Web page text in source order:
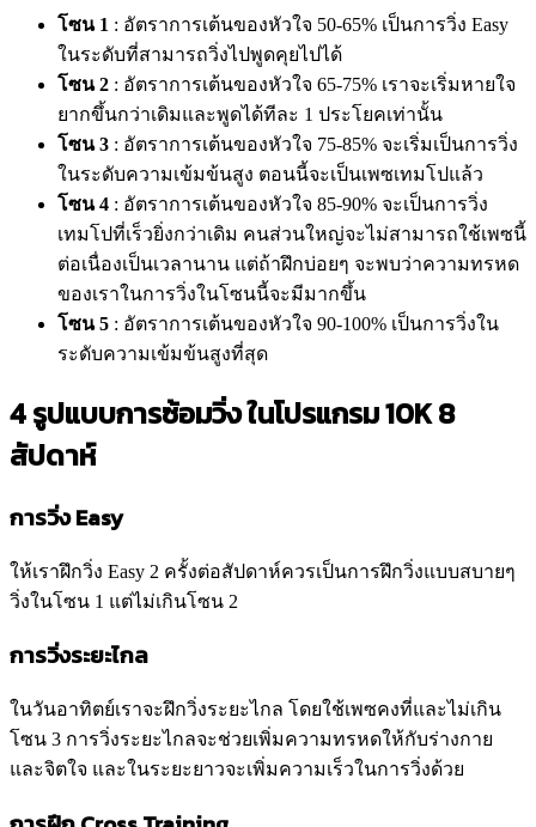
โซน 1 : อัตราการเต้นของหัวใจ 50-65% เป็นการวิ่ง Easy
ในระดับที่สามารถวิ่งไปพูดคุยไปได้
โซน 2 : อัตราการเต้นของหัวใจ 65-75% เราจะเริ่มหายใจ
ยากขึ้นกว่าเดิมและพูดได้ทีละ 1 ประโยคเท่านั้น
โซน 3 : อัตราการเต้นของหัวใจ 75-85% จะเริ่มเป็นการวิ่ง
ในระดับความเข้มข้นสูง ตอนนี้จะเป็นเพซเทมโปแล้ว
โซน 4 : อัตราการเต้นของหัวใจ 85-90% จะเป็นการวิ่ง
เทมโปที่เร็วยิ่งกว่าเดิม คนส่วนใหญ่จะไม่สามารถใช้เพซนี้
ต่อเนื่องเป็นเวลานาน แต่ถ้าฝึกบ่อยๆ จะพบว่าความทรหด
ของเราในการวิ่งในโซนนี้จะมีมากขึ้น
โซน 5 : อัตราการเต้นของหัวใจ 90-100% เป็นการวิ่งใน
ระดับความเข้มข้นสูงที่สุด
4 รูปแบบการซ้อมวิ่ง ในโปรแกรม 10K 8
สัปดาห์
การวิ่ง Easy
ให้เราฝึกวิ่ง Easy 2 ครั้งต่อสัปดาห์ควรเป็นการฝึกวิ่งแบบสบายๆ
วิ่งในโซน 1 แต่ไม่เกินโซน 2
การวิ่งระยะไกล
ในวันอาทิตย์เราจะฝึกวิ่งระยะไกล โดยใช้เพซคงที่และไม่เกิน
โซน 3 การวิ่งระยะไกลจะช่วยเพิ่มความทรหดให้กับร่างกาย
และจิตใจ และในระยะยาวจะเพิ่มความเร็วในการวิ่งด้วย